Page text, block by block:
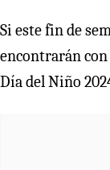
Si este fin de
encontrarán
Día del Niño